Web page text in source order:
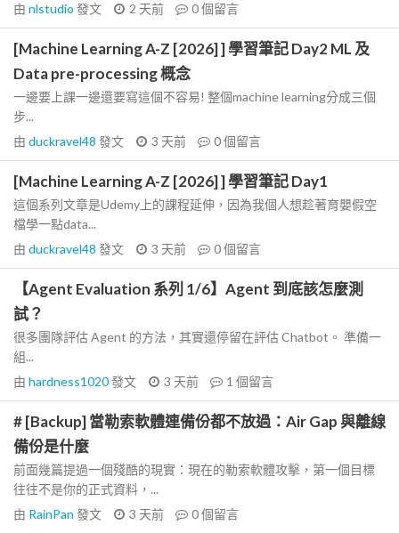
由 nlstudio 發文 2 天前 0個留言
[Machine Learning A-Z [2026] ] 學習筆記 Day2 ML 及
Data pre-processing 概念
一邊要上課一邊還要寫這個不容易! 整個machine learning分成三個
步...
由 duckravel48 發文 3 天前 0個留言
[Machine Learning A-Z [2026] ] 學習筆記 Day1
這個系列文章是Udemy上的課程延伸，因為我個人想趁著育嬰假空
檔學一點data...
由 duckravel48 發文 3 天前 0個留言
【Agent Evaluation 系列 1/6】Agent 到底該怎麼測
試？
很多團隊評估 Agent 的方法，其實還停留在評估 Chatbot。 準備一
組...
由 hardness1020發文 3 天前 1 個留言
# [Backup] 當勒索軟體連備份都不放過：Air Gap 與離線
備份是什麼
前面幾篇提過一個殘酷的現實：現在的勒索軟體攻擊，第一個目標
往往不是你的正式資料，...
由 RainPan 發文 3 天前 0個留言